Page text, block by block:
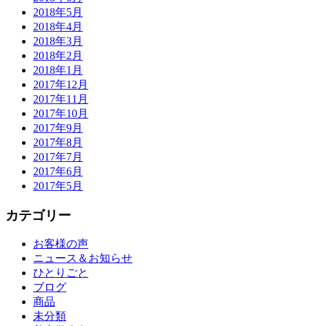
2018年5月
2018年4月
2018年3月
2018年2月
2018年1月
2017年12月
2017年11月
2017年10月
2017年9月
2017年8月
2017年7月
2017年6月
2017年5月
カテゴリー
お客様の声
ニュース＆お知らせ
ひとりごと
ブログ
商品
未分類